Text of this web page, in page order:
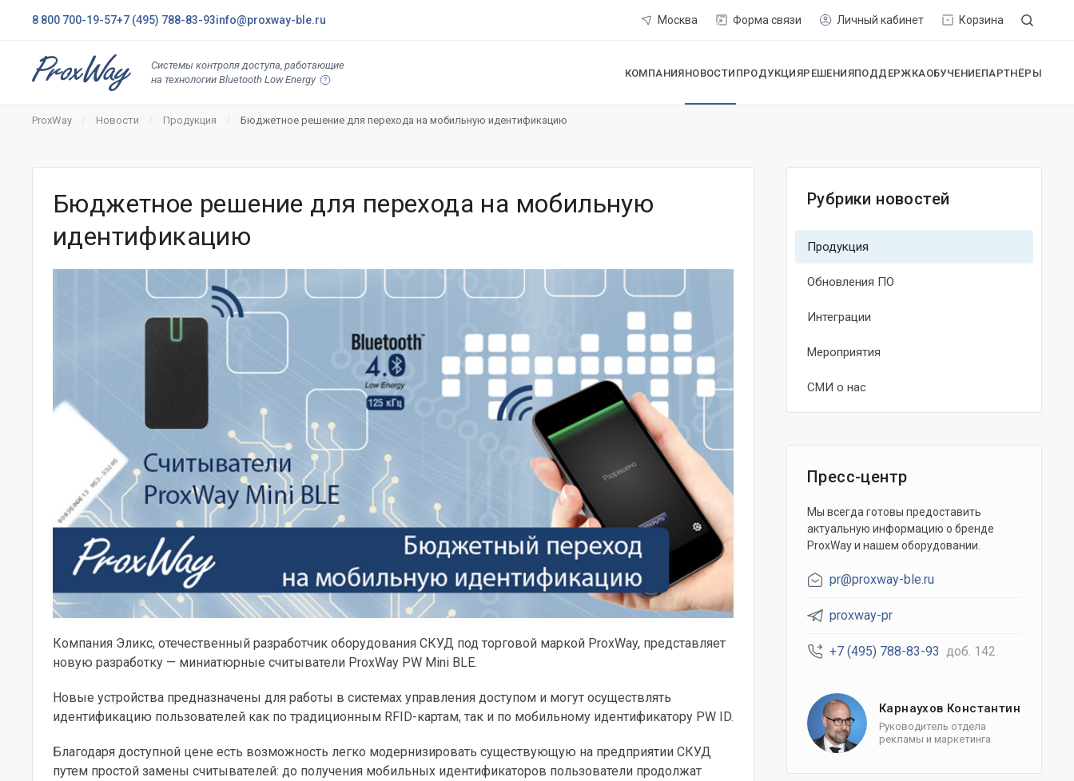
8 800 700-19-57+7 (495) 788-83-93info@proxway-ble.ru Москва Форма связи Личный кабинет Корзина
Системы контроля доступа, работающие
на технологии Bluetooth Low Energy
КОМПАНИЯНОВОСТИ ПРОДУКЦИЯРЕШЕНИЯПОДДЕРЖКАОБУЧЕНИЕПАРТНЁРЫ
ProxWay Новости Продукция Бюджетное решение для перехода на мобильную идентификацию
Бюджетное решение для перехода на мобильную
идентификацию
Компания Эликс, отечественный разработчик оборудования СКУД под торговой маркой ProxWay, представляет
новую разработку — миниатюрные считыватели ProxWay PW Mini BLE.
Новые устройства предназначены для работы в системах управления доступом и могут осуществлять
идентификацию пользователей как по традиционным RFID-картам, так и по мобильному идентификатору PW ID.
Благодаря доступной цене есть возможность легко модернизировать существующую на предприятии СКУД
путем простой замены считывателей: до получения мобильных идентификаторов пользователи продолжат
Рубрики новостей
Продукция
Обновления ПО
Интеграции
Мероприятия
СМИ о нас
Пресс-центр
Мы всегда готовы предоставить
актуальную информацию о бренде
ProxWay и нашем оборудовании.
pr@proxway-ble.ru
proxway-pr
+7 (495) 788-83-93 доб. 142
Карнаухов Константин
Руководитель отдела
рекламы и маркетинга